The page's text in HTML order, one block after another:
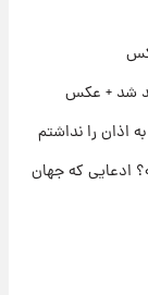
اذان را نداشتم
در دستان یک نوجوان ۱۵ ساله؟ ادعایی که جهان